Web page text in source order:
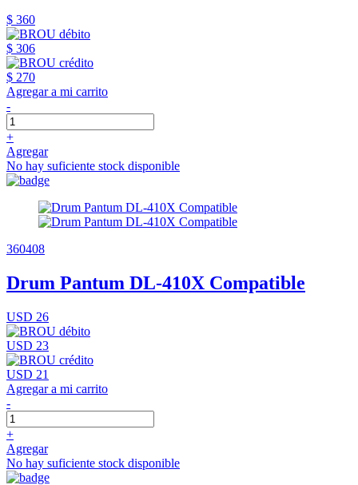
$ 360
$ 306
$ 270
Agregar a mi carrito
-
+
Agregar
No hay suficiente stock disponible
360408
Drum Pantum DL-410X Compatible
USD 26
USD 23
USD 21
Agregar a mi carrito
-
+
Agregar
No hay suficiente stock disponible